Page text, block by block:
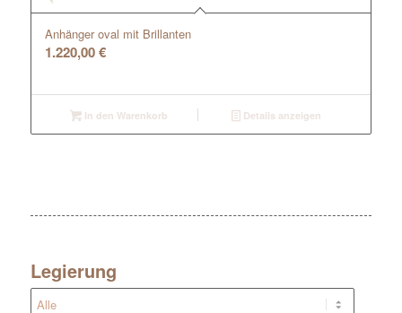
Anhänger oval mit Brillanten
1.220,00€
In den Warenkorb Details anzeigen
Legierung